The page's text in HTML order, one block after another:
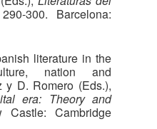
300. Barcelona:
literature in the
nation and
y D. Romero (Eds.),
era: Theory and
Castle: Cambridge